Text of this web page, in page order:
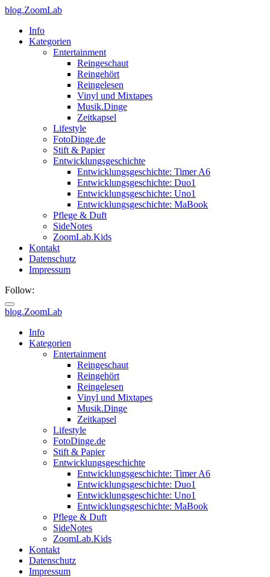
blog.ZoomLab
Info
Kategorien
Entertainment
Reingeschaut
Reingehört
Reingelesen
Vinyl und Mixtapes
Musik.Dinge
Zeitkapsel
Lifestyle
FotoDinge.de
Stift & Papier
Entwicklungsgeschichte
Entwicklungsgeschichte: Timer A6
Entwicklungsgeschichte: Duo1
Entwicklungsgeschichte: Uno1
Entwicklungsgeschichte: MaBook
Pflege & Duft
SideNotes
ZoomLab.Kids
Kontakt
Datenschutz
Impressum
Follow:
blog.ZoomLab
ZoomLab
Info
Kategorien
Entertainment
Reingeschaut
Reingehört
Reingelesen
Vinyl und Mixtapes
Musik.Dinge
Zeitkapsel
Lifestyle
FotoDinge.de
Stift & Papier
Entwicklungsgeschichte
Entwicklungsgeschichte: Timer A6
Entwicklungsgeschichte: Duo1
Entwicklungsgeschichte: Uno1
Entwicklungsgeschichte: MaBook
Pflege & Duft
SideNotes
ZoomLab.Kids
Kontakt
Datenschutz
Impressum